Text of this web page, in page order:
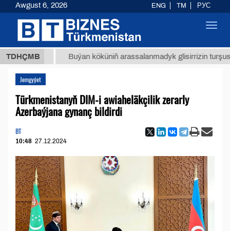
TDHÇMB
ТМТ Buýan köküniň arassalanmadyk glisirrizin turşusy (t.)
Jemgyýet
Türkmenistanyň DIM-i awiaheläkçilik zerarly
Azerbaýjana gynanç bildirdi
BT
10:48 27.12.2024
Awgust 6, 2026 ENG TM РУС